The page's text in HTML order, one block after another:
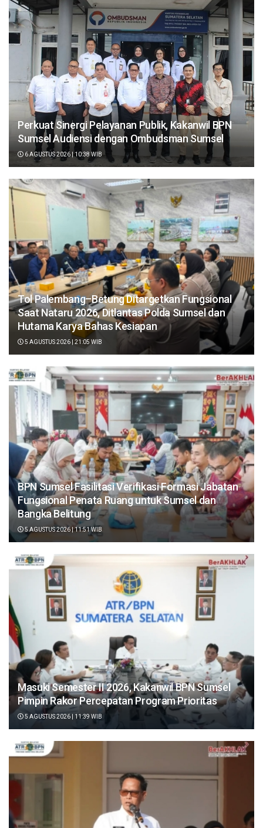
Perkuat Sinergi Pelayanan Publik, Kakanwil BPN
Sumsel Audiensi dengan Ombudsman Sumsel
6 AGUSTUS 2026 | 10:38 WIB
Tol Palembang–Betung Ditargetkan Fungsional
Saat Nataru 2026, Ditlantas Polda Sumsel dan
Hutama Karya Bahas Kesiapan
5 AGUSTUS 2026 | 21:05 WIB
BPN Sumsel Fasilitasi Verifikasi Formasi Jabatan
Fungsional Penata Ruang untuk Sumsel dan
Bangka Belitung
5 AGUSTUS 2026 | 11:51 WIB
Masuki Semester II 2026, Kakanwil BPN Sumsel
Pimpin Rakor Percepatan Program Prioritas
5 AGUSTUS 2026 | 11:39 WIB